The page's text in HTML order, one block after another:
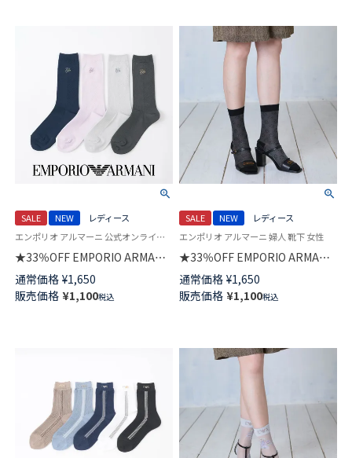
SALE NEW
レディース
エンポリオ アルマーニ 公式オンラインショップ 婦人靴下 女性
★33％OFF EMPORIO ARMANI
EAストーン刺しゅう クルー丈
ソックス レディース 日本製
03447105
通常価格 ¥1,650
販売価格 ¥1,100税込
SALE NEW
レディース
エンポリオ アルマーニ 婦人 靴下 女性
★33％OFF EMPORIO ARMANI
イーグル ジャガード クルー丈
ソックス レディース 日本製
03447103
通常価格 ¥1,650
販売価格 ¥1,100税込